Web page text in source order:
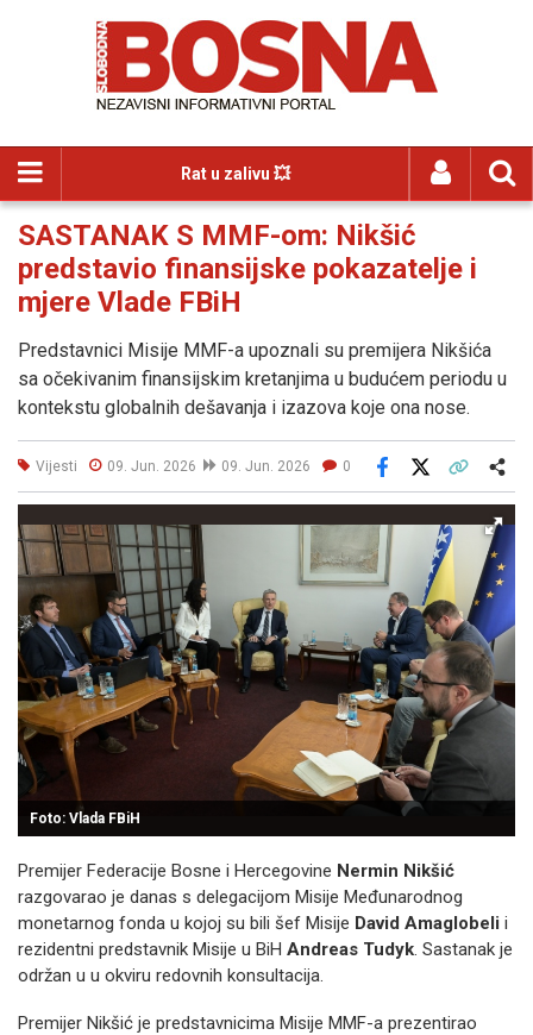
Rat u zalivu 💥
SASTANAK S MMF-om: Nikšić
predstavio finansijske pokazatelje i
mjere Vlade FBiH
Predstavnici Misije MMF-a upoznali su premijera Nikšića
sa očekivanim finansijskim kretanjima u budućem periodu u
kontekstu globalnih dešavanja i izazova koje ona nose.
Vijesti 09. Jun. 2026 09. Jun. 2026 0
Facebook
Foto: Vlada FBiH
Premijer Federacije Bosne i Hercegovine Nermin Nikšić
razgovarao je danas s delegacijom Misije Međunarodnog
monetarnog fonda u kojoj su bili šef Misije David Amaglobeli i
rezidentni predstavnik Misije u BiH Andreas Tudyk. Sastanak je
održan u u okviru redovnih konsultacija.
Premijer Nikšić je predstavnicima Misije MMF-a prezentirao